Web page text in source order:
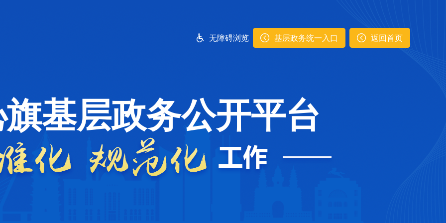
无障碍浏览 基层政务统一入口 返回首页
基层政务公开平台